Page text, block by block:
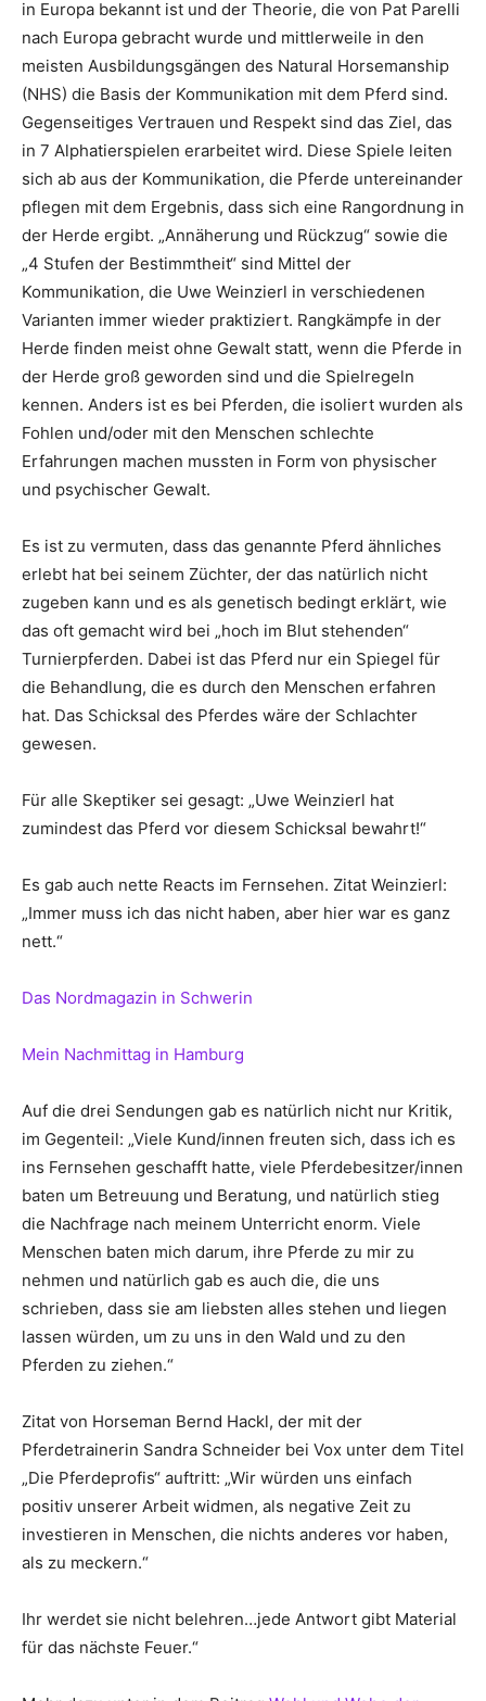
in Europa bekannt ist und der Theorie, die von Pat Parelli
nach Europa gebracht wurde und mittlerweile in den
meisten Ausbildungsgängen des Natural Horsemanship
(NHS) die Basis der Kommunikation mit dem Pferd sind.
Gegenseitiges Vertrauen und Respekt sind das Ziel, das
in 7 Alphatierspielen erarbeitet wird. Diese Spiele leiten
sich ab aus der Kommunikation, die Pferde untereinander
pflegen mit dem Ergebnis, dass sich eine Rangordnung in
der Herde ergibt. „Annäherung und Rückzug“ sowie die
„4 Stufen der Bestimmtheit“ sind Mittel der
Kommunikation, die Uwe Weinzierl in verschiedenen
Varianten immer wieder praktiziert. Rangkämpfe in der
Herde finden meist ohne Gewalt statt, wenn die Pferde in
der Herde groß geworden sind und die Spielregeln
kennen. Anders ist es bei Pferden, die isoliert wurden als
Fohlen und/oder mit den Menschen schlechte
Erfahrungen machen mussten in Form von physischer
und psychischer Gewalt.
Es ist zu vermuten, dass das genannte Pferd ähnliches
erlebt hat bei seinem Züchter, der das natürlich nicht
zugeben kann und es als genetisch bedingt erklärt, wie
das oft gemacht wird bei „hoch im Blut stehenden“
Turnierpferden. Dabei ist das Pferd nur ein Spiegel für
die Behandlung, die es durch den Menschen erfahren
hat. Das Schicksal des Pferdes wäre der Schlachter
gewesen.
Für alle Skeptiker sei gesagt: „Uwe Weinzierl hat
zumindest das Pferd vor diesem Schicksal bewahrt!“
Es gab auch nette Reacts im Fernsehen. Zitat Weinzierl:
„Immer muss ich das nicht haben, aber hier war es ganz
nett.“
Das Nordmagazin in Schwerin
Mein Nachmittag in Hamburg
Auf die drei Sendungen gab es natürlich nicht nur Kritik,
im Gegenteil: „Viele Kund/innen freuten sich, dass ich es
ins Fernsehen geschafft hatte, viele Pferdebesitzer/innen
baten um Betreuung und Beratung, und natürlich stieg
die Nachfrage nach meinem Unterricht enorm. Viele
Menschen baten mich darum, ihre Pferde zu mir zu
nehmen und natürlich gab es auch die, die uns
schrieben, dass sie am liebsten alles stehen und liegen
lassen würden, um zu uns in den Wald und zu den
Pferden zu ziehen.“
Zitat von Horseman Bernd Hackl, der mit der
Pferdetrainerin Sandra Schneider bei Vox unter dem Titel
„Die Pferdeprofis“ auftritt: „Wir würden uns einfach
positiv unserer Arbeit widmen, als negative Zeit zu
investieren in Menschen, die nichts anderes vor haben,
als zu meckern.“
Ihr werdet sie nicht belehren…jede Antwort gibt Material
für das nächste Feuer.“